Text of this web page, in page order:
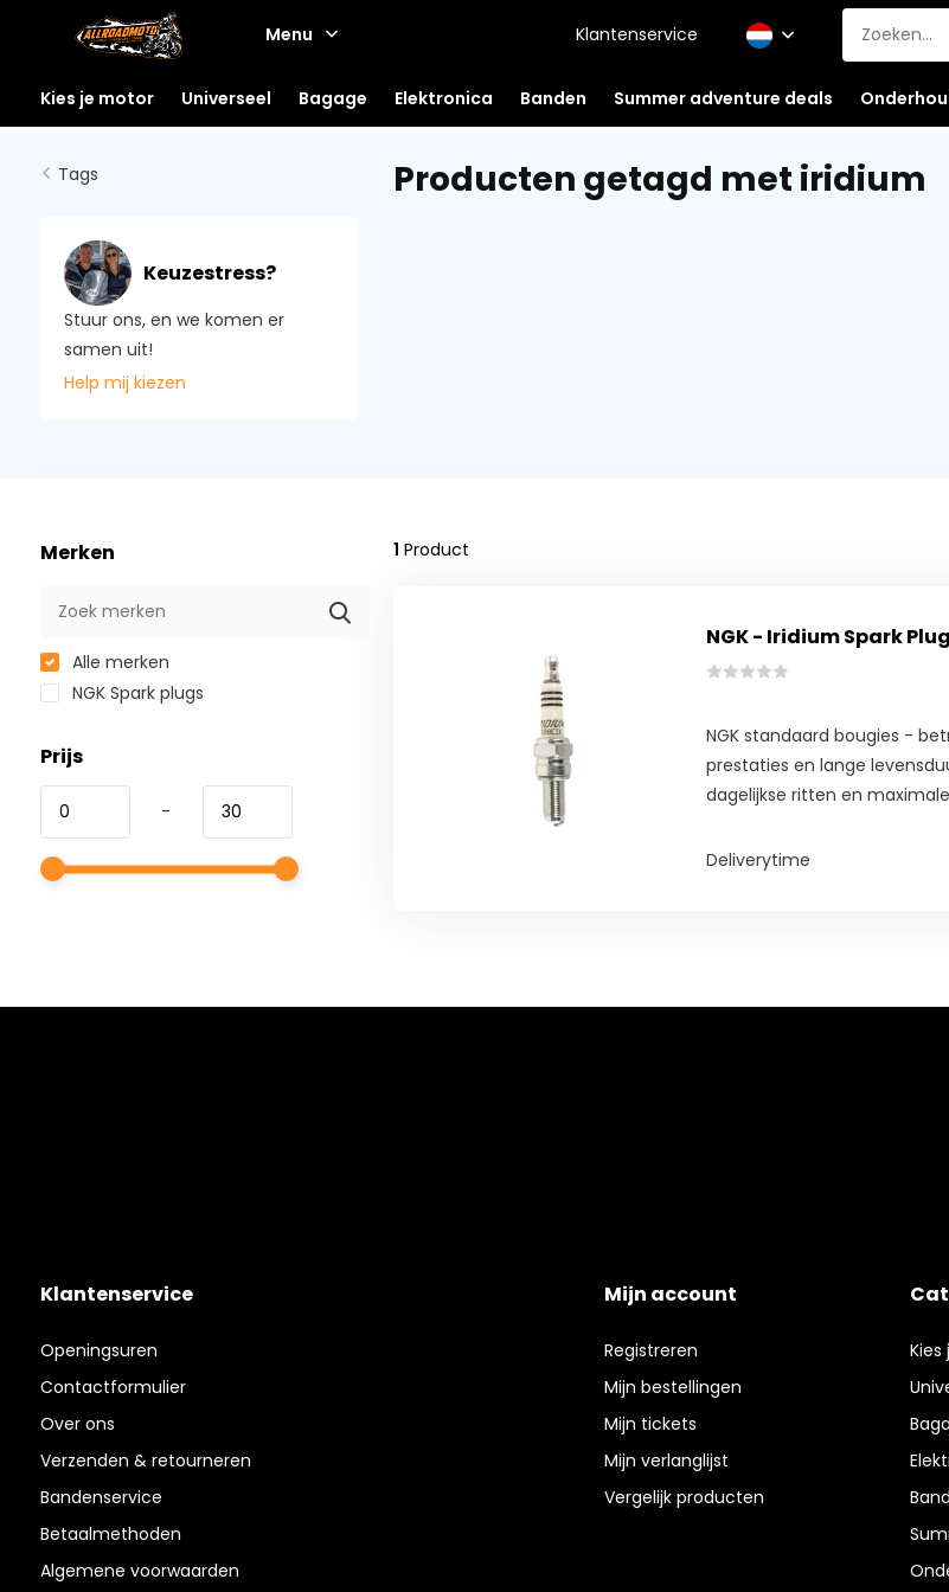
Menu Klantenservice
Kies je motor Universeel Bagage Elektronica Banden Summer adventure deals
Tags
Keuzestress?
Stuur ons, en we komen er
samen uit!
Help mij kiezen
Producten getagd met iridium
Merken
Alle merken
NGK Spark plugs
Prijs
-
1 Product
NGK - Iridium Spark
NGK standaard bougies -
prestaties en lange
dagelijkse ritten en
Deliverytime
Klantenservice
Openingsuren
Contactformulier
Over ons
Verzenden & retourneren
Bandenservice
Betaalmethoden
Algemene voorwaarden
Mijn account
Registreren
Mijn bestellingen
Mijn tickets
Mijn verlanglijst
Vergelijk producten